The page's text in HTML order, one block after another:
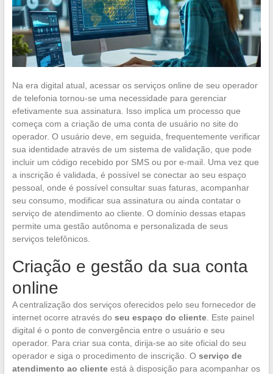
Na era digital atual, acessar os serviços online de seu operador
de telefonia tornou-se uma necessidade para gerenciar
efetivamente sua assinatura. Isso implica um processo que
começa com a criação de uma conta de usuário no site do
operador. O usuário deve, em seguida, frequentemente verificar
sua identidade através de um sistema de validação, que pode
incluir um código recebido por SMS ou por e-mail. Uma vez que
a inscrição é validada, é possível se conectar ao seu espaço
pessoal, onde é possível consultar suas faturas, acompanhar
seu consumo, modificar sua assinatura ou ainda contatar o
serviço de atendimento ao cliente. O domínio dessas etapas
permite uma gestão autônoma e personalizada de seus
serviços telefônicos.
Criação e gestão da sua conta
online
A centralização dos serviços oferecidos pelo seu fornecedor de
internet ocorre através do seu espaço do cliente. Este painel
digital é o ponto de convergência entre o usuário e seu
operador. Para criar sua conta, dirija-se ao site oficial do seu
operador e siga o procedimento de inscrição. O serviço de
atendimento ao clienteestá à disposição para acompanhar os